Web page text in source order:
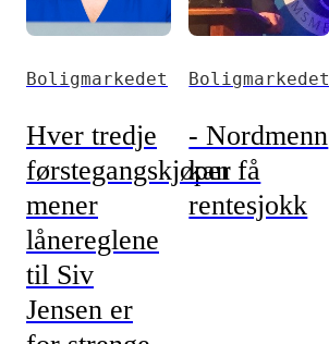
Boligmarkedet
Hver tredje
førstegangskjøper
mener
lånereglene
til Siv
Jensen er
Boligmarkedet
- Nordmenn
kan få
rentesjokk